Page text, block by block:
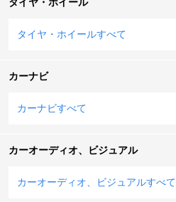
タイヤ・ホイールすべて
カーナビ
カーナビすべて
カーオーディオ、ビジュアル
カーオーディオ、ビジュアルすべて